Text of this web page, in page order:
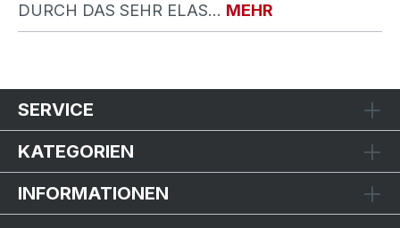
DURCH DAS SEHR ELAS… MEHR
SERVICE
KATEGORIEN
INFORMATIONEN